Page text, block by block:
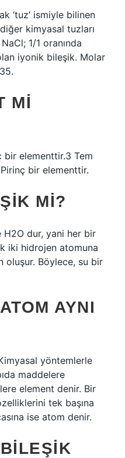
‘tuz’ ismiyle bilinen
kimyasal tuzları
1/1 oranında
iyonik bileşik. Molar
MI
bir elementtir.3 Tem
bir elementtir.
MI?
H2O dur, yani her bir
iki hidrojen atomuna
oluşur. Böylece, su bir
AYNI
yöntemlerle
maddelere
element denir. Bir
tek başına
ise atom denir.